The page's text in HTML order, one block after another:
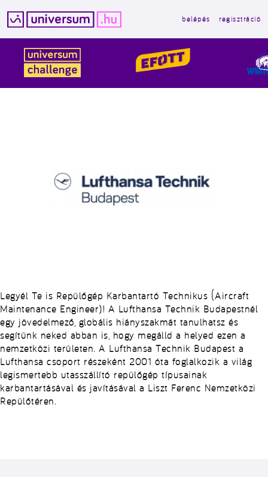
tartalomba
belépés regisztráció
Legyél Te is Repülőgép Karbantartó Technikus (Aircraft
Maintenance Engineer)! A Lufthansa Technik Budapestnél
egy jövedelmező, globális hiányszakmát tanulhatsz és
segítünk neked abban is, hogy megálld a helyed ezen a
nemzetközi területen. A Lufthansa Technik Budapest a
Lufthansa csoport részeként 2001 óta foglalkozik a világ
legismertebb utasszállító repülőgép típusainak
karbantartásával és javításával a Liszt Ferenc Nemzetközi
Repülőtéren.